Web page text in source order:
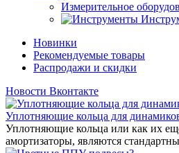
Измерительное
Новинки
Рекомендуемые товары
Распродажи и скидки
Новости Вконтакте
Уплотняющие кольца для
Уплотняющие кольца или как их
амортизаторы, являются